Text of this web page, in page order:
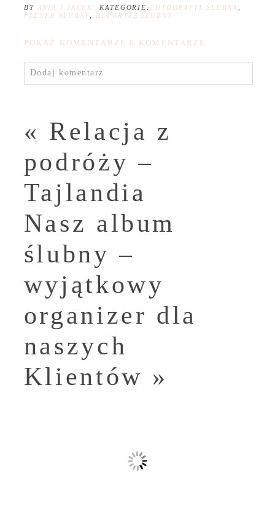
BY ANIA I JACEK KATEGORIE: FOTOGRAFIA ŚLUBNA
PLENER ŚLUBNY
REPORTAŻ ŚLUBNY
POKAŻ KOMENTARZE 0 KOMENTARZE
Dodaj komentarz
« Relacja z
podróży –
Tajlandia
Nasz album
ślubny –
wyjątkowy
organizer dla
naszych
Klientów »